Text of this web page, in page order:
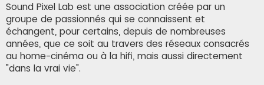
Sound Pixel Lab est une association créée par un
groupe de passionnés qui se connaissent et
échangent, pour certains, depuis de nombreuses
années, que ce soit au travers des réseaux consacrés
au home-cinéma ou à la hifi, mais aussi directement
"dans la vrai vie".